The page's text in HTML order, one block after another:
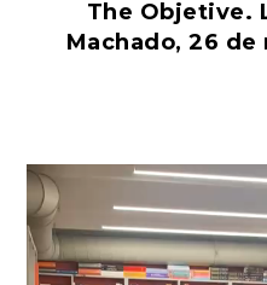
The Objetive.
Machado, 26
Reproductor
de
vídeo